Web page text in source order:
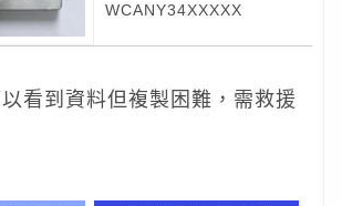
WCANY34XXXXX
看到資料但複製困難，需救援